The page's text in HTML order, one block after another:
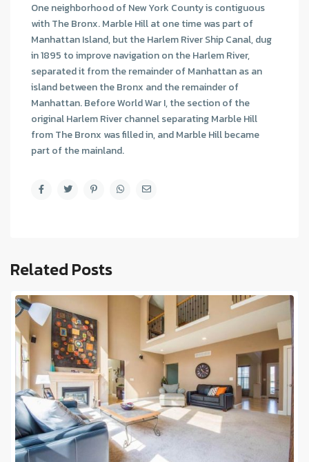
One neighborhood of New York County is contiguous
with The Bronx. Marble Hill at one time was part of
Manhattan Island, but the Harlem River Ship Canal, dug
in 1895 to improve navigation on the Harlem River,
separated it from the remainder of Manhattan as an
island between the Bronx and the remainder of
Manhattan. Before World War I, the section of the
original Harlem River channel separating Marble Hill
from The Bronx was filled in, and Marble Hill became
part of the mainland.
Related Posts